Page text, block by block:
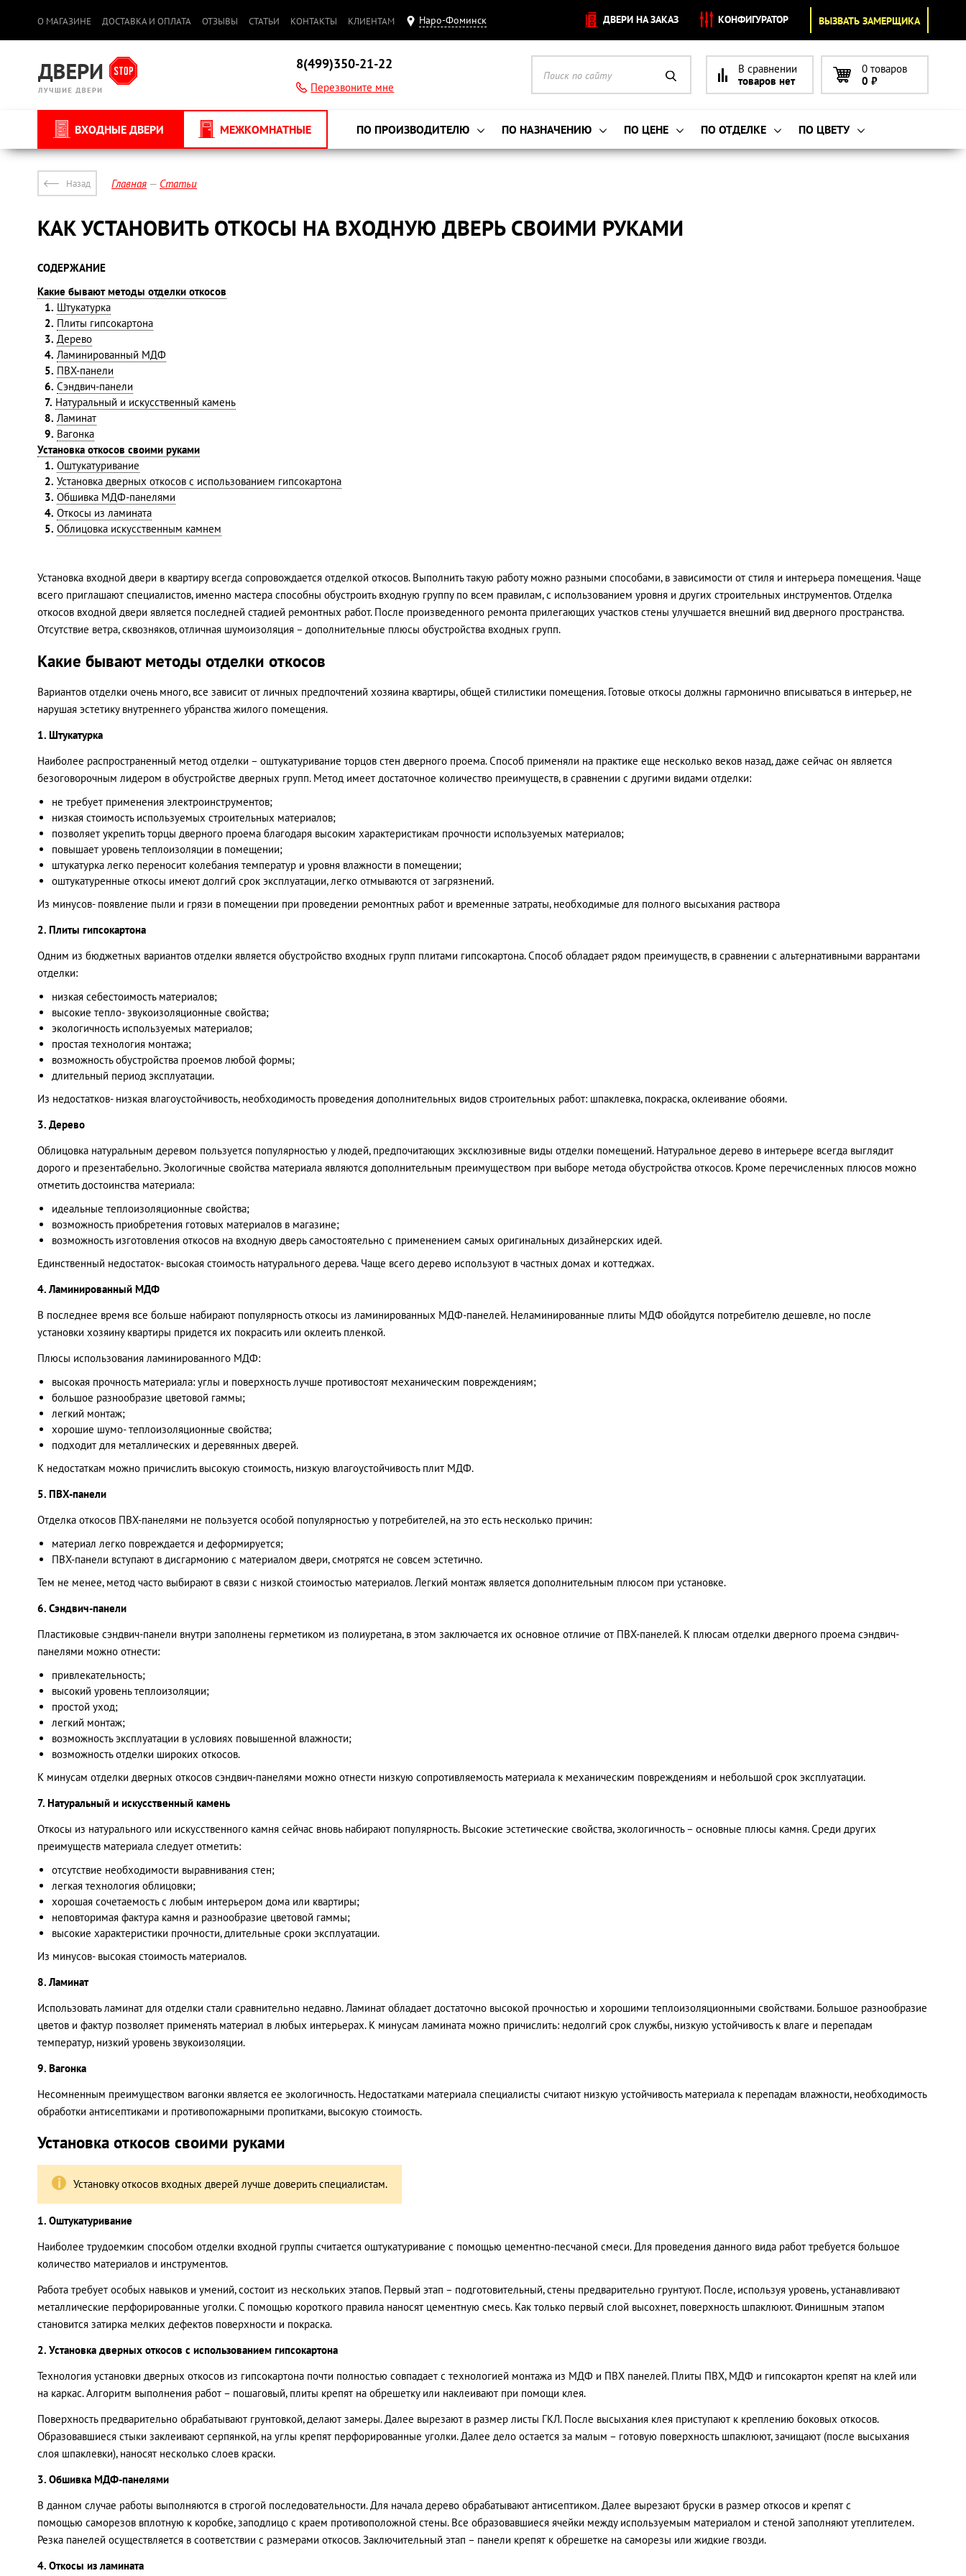
О МАГАЗИНЕ ДОСТАВКА И ОПЛАТА ОТЗЫВЫ СТАТЬИ КОНТАКТЫ КЛИЕНТАМ Наро-Фоминск ДВЕРИ НА ЗАКАЗ КОНФИГУРАТОР ВЫЗВАТЬ ЗАМЕРЩИКА
8(499)350-21-22
Перезвоните мне
В сравнении
товаров нет
0 товаров
0 ₽
ВХОДНЫЕ ДВЕРИ ПО ПРОИЗВОДИТЕЛЮ ПО НАЗНАЧЕНИЮ ПО ЦЕНЕ ПО ОТДЕЛКЕ ПО ЦВЕТУ
МЕЖКОМНАТНЫЕ
Назад Главная Статьи
КАК УСТАНОВИТЬ ОТКОСЫ НА ВХОДНУЮ ДВЕРЬ СВОИМИ РУКАМИ
СОДЕРЖАНИЕ
Какие бывают методы отделки откосов
1. Штукатурка
2. Плиты гипсокартона
3. Дерево
4. Ламинированный МДФ
5. ПВХ-панели
6. Сэндвич-панели
7. Натуральный и искусственный камень
8. Ламинат
9. Вагонка
Установка откосов своими руками
1. Оштукатуривание
2. Установка дверных откосов с использованием гипсокартона
3. Обшивка МДФ-панелями
4. Откосы из ламината
5. Облицовка искусственным камнем
Установка входной двери в квартиру всегда сопровождается отделкой откосов. Выполнить такую работу можно разными способами, в зависимости от стиля и интерьера помещения. Чаще
всего приглашают специалистов, именно мастера способны обустроить входную группу по всем правилам, с использованием уровня и других строительных инструментов. Отделка
откосов входной двери является последней стадией ремонтных работ. После произведенного ремонта прилегающих участков стены улучшается внешний вид дверного пространства.
Отсутствие ветра, сквозняков, отличная шумоизоляция – дополнительные плюсы обустройства входных групп.
Какие бывают методы отделки откосов
Вариантов отделки очень много, все зависит от личных предпочтений хозяина квартиры, общей стилистики помещения. Готовые откосы должны гармонично вписываться в интерьер, не
нарушая эстетику внутреннего убранства жилого помещения.
1. Штукатурка
Наиболее распространенный метод отделки – оштукатуривание торцов стен дверного проема. Способ применяли на практике еще несколько веков назад, даже сейчас он является
безоговорочным лидером в обустройстве дверных групп. Метод имеет достаточное количество преимуществ, в сравнении с другими видами отделки:
не требует применения электроинструментов;
низкая стоимость используемых строительных материалов;
позволяет укрепить торцы дверного проема благодаря высоким характеристикам прочности используемых материалов;
повышает уровень теплоизоляции в помещении;
штукатурка легко переносит колебания температур и уровня влажности в помещении;
оштукатуренные откосы имеют долгий срок эксплуатации, легко отмываются от загрязнений.
Из минусов- появление пыли и грязи в помещении при проведении ремонтных работ и временные затраты, необходимые для полного высыхания раствора
2. Плиты гипсокартона
Одним из бюджетных вариантов отделки является обустройство входных групп плитами гипсокартона. Способ обладает рядом преимуществ, в сравнении с альтернативными варрантами
отделки:
низкая себестоимость материалов;
высокие тепло- звукоизоляционные свойства;
экологичность используемых материалов;
простая технология монтажа;
возможность обустройства проемов любой формы;
длительный период эксплуатации.
Из недостатков- низкая влагоустойчивость, необходимость проведения дополнительных видов строительных работ: шпаклевка, покраска, оклеивание обоями.
3. Дерево
Облицовка натуральным деревом пользуется популярностью у людей, предпочитающих эксклюзивные виды отделки помещений. Натуральное дерево в интерьере всегда выглядит
дорого и презентабельно. Экологичные свойства материала являются дополнительным преимуществом при выборе метода обустройства откосов. Кроме перечисленных плюсов можно
отметить достоинства материала:
идеальные теплоизоляционные свойства;
возможность приобретения готовых материалов в магазине;
возможность изготовления откосов на входную дверь самостоятельно с применением самых оригинальных дизайнерских идей.
Единственный недостаток- высокая стоимость натурального дерева. Чаще всего дерево используют в частных домах и коттеджах.
4. Ламинированный МДФ
В последнее время все больше набирают популярность откосы из ламинированных МДФ-панелей. Неламинированные плиты МДФ обойдутся потребителю дешевле, но после
установки хозяину квартиры придется их покрасить или оклеить пленкой.
Плюсы использования ламинированного МДФ:
высокая прочность материала: углы и поверхность лучше противостоят механическим повреждениям;
большое разнообразие цветовой гаммы;
легкий монтаж;
хорошие шумо- теплоизоляционные свойства;
подходит для металлических и деревянных дверей.
К недостаткам можно причислить высокую стоимость, низкую влагоустойчивость плит МДФ.
5. ПВХ-панели
Отделка откосов ПВХ-панелями не пользуется особой популярностью у потребителей, на это есть несколько причин:
материал легко повреждается и деформируется;
ПВХ-панели вступают в дисгармонию с материалом двери, смотрятся не совсем эстетично.
Тем не менее, метод часто выбирают в связи с низкой стоимостью материалов. Легкий монтаж является дополнительным плюсом при установке.
6. Сэндвич-панели
Пластиковые сэндвич-панели внутри заполнены герметиком из полиуретана, в этом заключается их основное отличие от ПВХ-панелей. К плюсам отделки дверного проема сэндвич-
панелями можно отнести:
привлекательность;
высокий уровень теплоизоляции;
простой уход;
легкий монтаж;
возможность эксплуатации в условиях повышенной влажности;
возможность отделки широких откосов.
К минусам отделки дверных откосов сэндвич-панелями можно отнести низкую сопротивляемость материала к механическим повреждениям и небольшой срок эксплуатации.
7. Натуральный и искусственный камень
Откосы из натурального или искусственного камня сейчас вновь набирают популярность. Высокие эстетические свойства, экологичность – основные плюсы камня. Среди других
преимуществ материала следует отметить:
отсутствие необходимости выравнивания стен;
легкая технология облицовки;
хорошая сочетаемость с любым интерьером дома или квартиры;
неповторимая фактура камня и разнообразие цветовой гаммы;
высокие характеристики прочности, длительные сроки эксплуатации.
Из минусов- высокая стоимость материалов.
8. Ламинат
Использовать ламинат для отделки стали сравнительно недавно. Ламинат обладает достаточно высокой прочностью и хорошими теплоизоляционными свойствами. Большое разнообразие
цветов и фактур позволяет применять материал в любых интерьерах. К минусам ламината можно причислить: недолгий срок службы, низкую устойчивость к влаге и перепадам
температур, низкий уровень звукоизоляции.
9. Вагонка
Несомненным преимуществом вагонки является ее экологичность. Недостатками материала специалисты считают низкую устойчивость материала к перепадам влажности, необходимость
обработки антисептиками и противопожарными пропитками, высокую стоимость.
Установка откосов своими руками
Установку откосов входных дверей лучше доверить специалистам.
1. Оштукатуривание
Наиболее трудоемким способом отделки входной группы считается оштукатуривание с помощью цементно-песчаной смеси. Для проведения данного вида работ требуется большое
количество материалов и инструментов.
Работа требует особых навыков и умений, состоит из нескольких этапов. Первый этап – подготовительный, стены предварительно грунтуют. После, используя уровень, устанавливают
металлические перфорированные уголки. С помощью короткого правила наносят цементную смесь. Как только первый слой высохнет, поверхность шпаклюют. Финишным этапом
становится затирка мелких дефектов поверхности и покраска.
2. Установка дверных откосов с использованием гипсокартона
Технология установки дверных откосов из гипсокартона почти полностью совпадает с технологией монтажа из МДФ и ПВХ панелей. Плиты ПВХ, МДФ и гипсокартон крепят на клей или
на каркас. Алгоритм выполнения работ – пошаговый, плиты крепят на обрешетку или наклеивают при помощи клея.
Поверхность предварительно обрабатывают грунтовкой, делают замеры. Далее вырезают в размер листы ГКЛ. После высыхания клея приступают к креплению боковых откосов.
Образовавшиеся стыки заклеивают серпянкой, на углы крепят перфорированные уголки. Далее дело остается за малым – готовую поверхность шпаклюют, зачищают (после высыхания
слоя шпаклевки), наносят несколько слоев краски.
3. Обшивка МДФ-панелями
В данном случае работы выполняются в строгой последовательности. Для начала дерево обрабатывают антисептиком. Далее вырезают бруски в размер откосов и крепят с
помощью саморезов вплотную к коробке, заподлицо с краем противоположной стены. Все образовавшиеся ячейки между используемым материалом и стеной заполняют утеплителем.
Резка панелей осуществляется в соответствии с размерами откосов. Заключительный этап – панели крепят к обрешетке на саморезы или жидкие гвозди.
4. Откосы из ламината